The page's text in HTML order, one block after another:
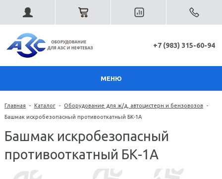
+7 (983) 315-60-94
МЕНЮ
Главная - Каталог - Оборудование для ж/д, автоцистерн и бензовозов -
Башмак искробезопасный противооткатный БК-1А
Башмак искробезопасный
противооткатный БК-1А